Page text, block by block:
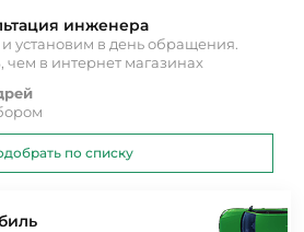
инженера
установим в день обращения.
чем в интернет магазинах
по списку